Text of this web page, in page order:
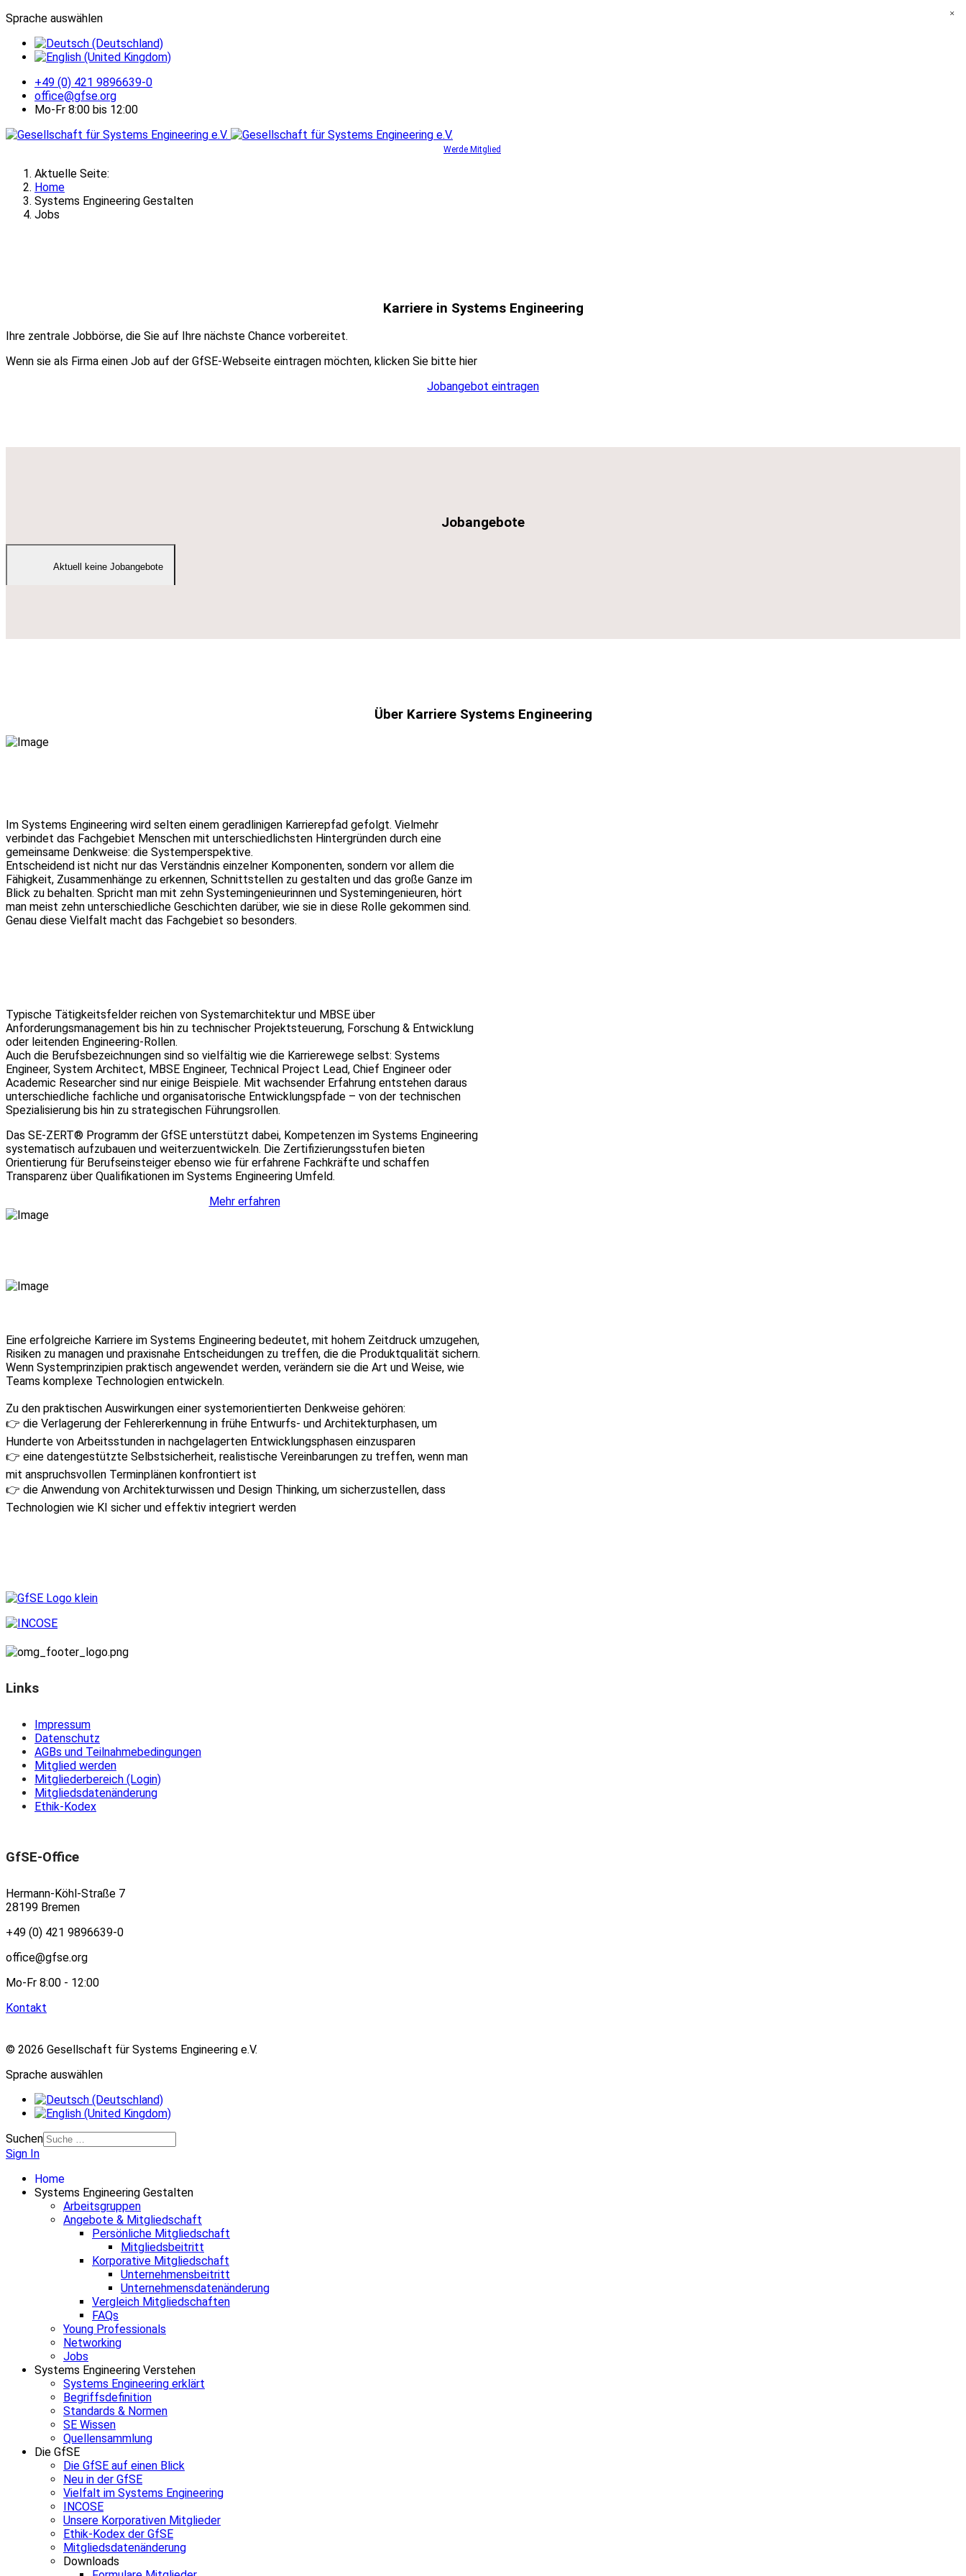
Sprache auswählen
+49 (0) 421 9896639-0
office@gfse.org
Mo-Fr 8:00 bis 12:00
Werde Mitglied
Aktuelle Seite:
Home
Systems Engineering Gestalten
Jobs
Karriere in Systems Engineering
Ihre zentrale Jobbörse, die Sie auf Ihre nächste Chance vorbereitet.
Wenn sie als Firma einen Job auf der GfSE-Webseite eintragen möchten, klicken Sie bitte hier
Jobangebot eintragen
Jobangebote
Aktuell keine Jobangebote
Über Karriere Systems Engineering
Im Systems Engineering wird selten einem geradlinigen Karrierepfad gefolgt. Vielmehr
verbindet das Fachgebiet Menschen mit unterschiedlichsten Hintergründen durch eine
gemeinsame Denkweise: die Systemperspektive.
Entscheidend ist nicht nur das Verständnis einzelner Komponenten, sondern vor allem die
Fähigkeit, Zusammenhänge zu erkennen, Schnittstellen zu gestalten und das große Ganze im
Blick zu behalten. Spricht man mit zehn Systemingenieurinnen und Systemingenieuren, hört
man meist zehn unterschiedliche Geschichten darüber, wie sie in diese Rolle gekommen sind.
Genau diese Vielfalt macht das Fachgebiet so besonders.
Typische Tätigkeitsfelder reichen von Systemarchitektur und MBSE über
Anforderungsmanagement bis hin zu technischer Projektsteuerung, Forschung & Entwicklung
oder leitenden Engineering-Rollen.
Auch die Berufsbezeichnungen sind so vielfältig wie die Karrierewege selbst: Systems
Engineer, System Architect, MBSE Engineer, Technical Project Lead, Chief Engineer oder
Academic Researcher sind nur einige Beispiele. Mit wachsender Erfahrung entstehen daraus
unterschiedliche fachliche und organisatorische Entwicklungspfade – von der technischen
Spezialisierung bis hin zu strategischen Führungsrollen.
Das SE-ZERT® Programm der GfSE unterstützt dabei, Kompetenzen im Systems Engineering
systematisch aufzubauen und weiterzuentwickeln. Die Zertifizierungsstufen bieten
Orientierung für Berufseinsteiger ebenso wie für erfahrene Fachkräfte und schaffen
Transparenz über Qualifikationen im Systems Engineering Umfeld.
Mehr erfahren
Eine erfolgreiche Karriere im Systems Engineering bedeutet, mit hohem Zeitdruck umzugehen,
Risiken zu managen und praxisnahe Entscheidungen zu treffen, die die Produktqualität sichern.
Wenn Systemprinzipien praktisch angewendet werden, verändern sie die Art und Weise, wie
Teams komplexe Technologien entwickeln.
Zu den praktischen Auswirkungen einer systemorientierten Denkweise gehören:
👉 die Verlagerung der Fehlererkennung in frühe Entwurfs- und Architekturphasen, um
Hunderte von Arbeitsstunden in nachgelagerten Entwicklungsphasen einzusparen
👉 eine datengestützte Selbstsicherheit, realistische Vereinbarungen zu treffen, wenn man
mit anspruchsvollen Terminplänen konfrontiert ist
👉 die Anwendung von Architekturwissen und Design Thinking, um sicherzustellen, dass
Technologien wie KI sicher und effektiv integriert werden
Links
Impressum
Datenschutz
AGBs und Teilnahmebedingungen
Mitglied werden
Mitgliederbereich (Login)
Mitgliedsdatenänderung
Ethik-Kodex
GfSE-Office
Hermann-Köhl-Straße 7
28199 Bremen
+49 (0) 421 9896639-0
office@gfse.org
Mo-Fr 8:00 - 12:00
Kontakt
© 2026 Gesellschaft für Systems Engineering e.V.
Sprache auswählen
Suchen
Sign In
Home
Systems Engineering Gestalten
Arbeitsgruppen
Angebote & Mitgliedschaft
Persönliche Mitgliedschaft
Mitgliedsbeitritt
Korporative Mitgliedschaft
Unternehmensbeitritt
Unternehmensdatenänderung
Vergleich Mitgliedschaften
FAQs
Young Professionals
Networking
Jobs
Systems Engineering Verstehen
Systems Engineering erklärt
Begriffsdefinition
Standards & Normen
SE Wissen
Quellensammlung
Die GfSE
Die GfSE auf einen Blick
Neu in der GfSE
Vielfalt im Systems Engineering
INCOSE
Unsere Korporativen Mitglieder
Ethik-Kodex der GfSE
Mitgliedsdatenänderung
Downloads
×